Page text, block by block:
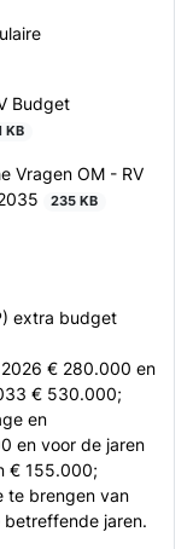
Budget
KB
Vragen OM - RV
235 KB
extra budget
€ 280.000 en
€ 530.000;
en
en voor de jaren
€ 155.000;
te brengen van
jaren.